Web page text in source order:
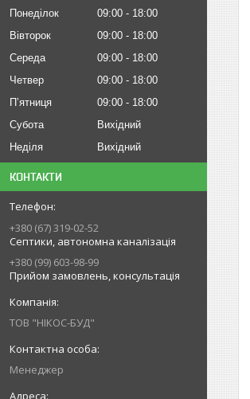
Понеділок 09:00
18:00
Вівторок
09:00
18:00
Середа
09:00
18:00
Четвер
09:00
18:00
Пʼятниця
09:00
18:00
Субота
Вихідний
Неділя
Вихідний
КОНТАКТИ
+380 (67) 319-02-52
Септики, автономна каналізація
+380 (99) 603-98-99
Прийом замовлень, консультація
ТОВ "НІКОС-БУД"
Менеджер